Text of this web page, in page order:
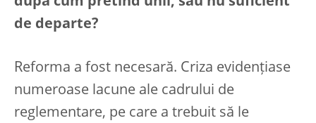
de departe?
Reforma a fost necesară. Criza evidențiase
numeroase lacune ale cadrului de
reglementare, pe care a trebuit să le